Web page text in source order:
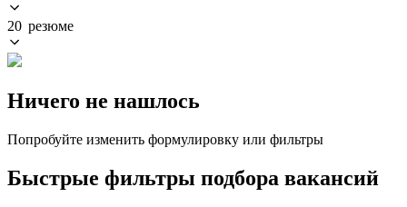
20 резюме
Ничего не нашлось
Попробуйте изменить формулировку или фильтры
Быстрые фильтры подбора вакансий